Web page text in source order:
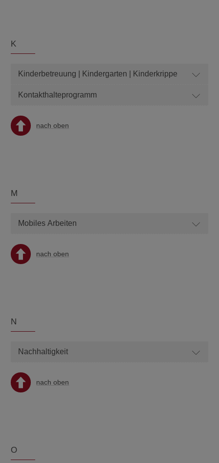
K
Kinderbetreuung | Kindergarten | Kinderkrippe
Kontakthalteprogramm
nach oben
M
Mobiles Arbeiten
nach oben
N
Nachhaltigkeit
nach oben
O